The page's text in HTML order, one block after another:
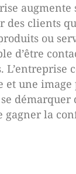
augmente
des clients
ou
d’être
L’entreprise
et une image
démarquer
gagner la